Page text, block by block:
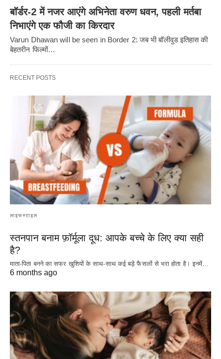
बॉर्डर-2 में नजर आएंगे अभिनेता वरुण धवन, पहली मर्तबा
निभाएंगे एक फौजी का किरदार
Varun Dhawan will be seen in Border 2: जब भी बॉलीवुड इतिहास की
बेहतरीन फिल्मों…
RECENT POSTS
लाइफस्टाइल
स्तनपान बनाम फ़ॉर्मूला दूध: आपके बच्चे के लिए क्या सही
है?
माता-पिता बनने का सफर खुशियों के साथ-साथ कई बड़े फैसलों से भरा होता है। इनमें…
6 months ago